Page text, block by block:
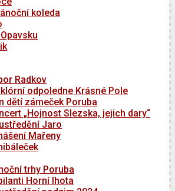
koleda
Radkov
odpoledne Krásné Pole
dětí zámeček Poruba
„Hojnost Slezska, jejich dary“
Jaro
Mařeny
trhy Poruba
Horní lhota